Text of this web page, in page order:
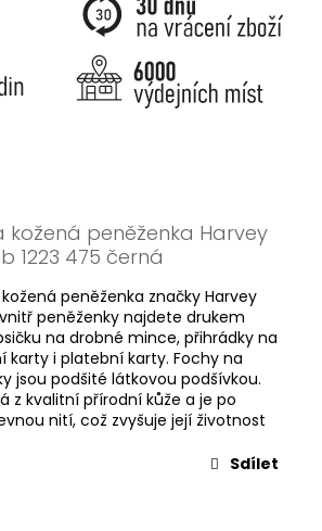
kožená peněženka Harvey
1223 475 černá
peněženka značky Harvey
peněženky najdete drukem
na drobné mince, přihrádky na
karty i platební karty. Fochy na
jsou podšité látkovou podšívkou.
z kvalitní přírodní kůže a je po
nití, což zvyšuje její životnost
Sdílet